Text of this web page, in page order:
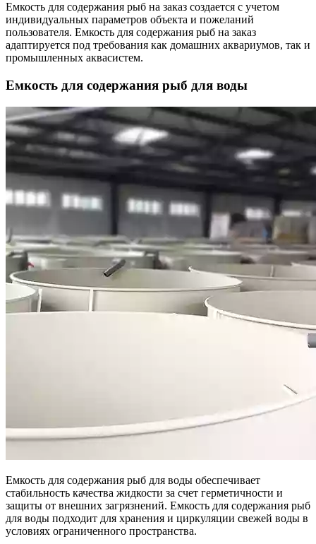
Емкость для содержания рыб на заказ создается с учетом
индивидуальных параметров объекта и пожеланий
пользователя. Емкость для содержания рыб на заказ
адаптируется под требования как домашних аквариумов, так и
промышленных аквасистем.
Емкость для содержания рыб для воды
Емкость для содержания рыб для воды обеспечивает
стабильность качества жидкости за счет герметичности и
защиты от внешних загрязнений. Емкость для содержания рыб
для воды подходит для хранения и циркуляции свежей воды в
условиях ограниченного пространства.